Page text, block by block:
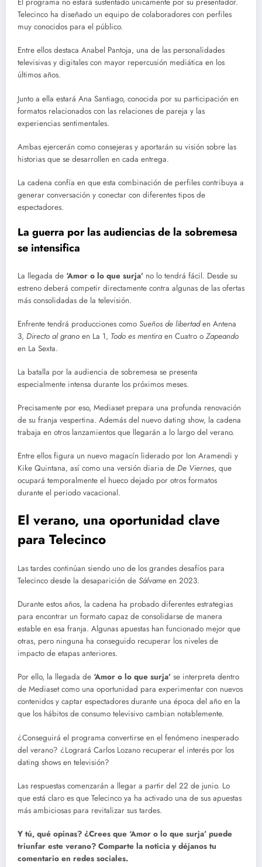
Telecinco ha diseñado un equipo de colaboradores con perfiles
muy conocidos para el público.
Entre ellos destaca Anabel Pantoja, una de las personalidades
televisivas y digitales con mayor repercusión mediática en los
últimos años.
Junto a ella estará Ana Santiago, conocida por su participación en
formatos relacionados con las relaciones de pareja y las
experiencias sentimentales.
Ambas ejercerán como consejeras y aportarán su visión sobre las
historias que se desarrollen en cada entrega.
La cadena confía en que esta combinación de perfiles contribuya a
generar conversación y conectar con diferentes tipos de
espectadores.
La guerra por las audiencias de la sobremesa
se intensifica
La llegada de ‘Amor o lo que surja’ no lo tendrá fácil. Desde su
estreno deberá competir directamente contra algunas de las ofertas
más consolidadas de la televisión.
Enfrente tendrá producciones como Sueños de libertaden Antena
3, Directo al grano en La 1, Todo es mentiraen Cuatro o Zapeando
en La Sexta.
La batalla por la audiencia de sobremesa se presenta
especialmente intensa durante los próximos meses.
Precisamente por eso, Mediaset prepara una profunda renovación
de su franja vespertina. Además del nuevo dating show, la cadena
trabaja en otros lanzamientos que llegarán a lo largo del verano.
Entre ellos figura un nuevo magacín liderado por Ion Aramendi y
Kike Quintana, así como una versión diaria de De Viernes, que
ocupará temporalmente el hueco dejado por otros formatos
durante el periodo vacacional.
El verano, una oportunidad clave
para Telecinco
Las tardes continúan siendo uno de los grandes desafíos para
Telecinco desde la desaparición de Sálvame en 2023.
Durante estos años, la cadena ha probado diferentes estrategias
para encontrar un formato capaz de consolidarse de manera
estable en esa franja. Algunas apuestas han funcionado mejor que
otras, pero ninguna ha conseguido recuperar los niveles de
impacto de etapas anteriores.
Por ello, la llegada de ‘Amor o lo que surja’ se interpreta dentro
de Mediaset como una oportunidad para experimentar con nuevos
contenidos y captar espectadores durante una época del año en la
que los hábitos de consumo televisivo cambian notablemente.
¿Conseguirá el programa convertirse en el fenómeno inesperado
del verano? ¿Logrará Carlos Lozano recuperar el interés por los
dating shows en televisión?
Las respuestas comenzarán a llegar a partir del 22 de junio. Lo
que está claro es que Telecinco ya ha activado una de sus apuestas
más ambiciosas para revitalizar sus tardes.
Y tú, qué opinas? ¿Crees que ‘Amor o lo que surja’ puede
triunfar este verano? Comparte la noticia y déjanos tu
comentario en redes sociales.